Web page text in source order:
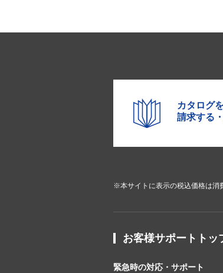
カタログ
請求する
※本サイトに表示の税込価格は消
お客様サポートトッ
緊急時の対応・サポート